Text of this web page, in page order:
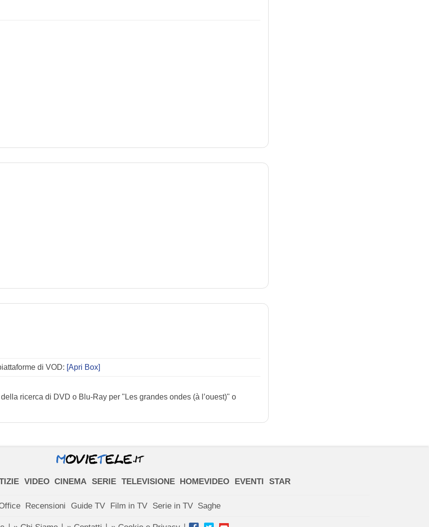
di VOD: [Apri Box]
ricerca di DVD o Blu-Ray per "Les grandes ondes (à l’ouest)" o
VIDEO CINEMA SERIE TELEVISIONE HOMEVIDEO EVENTI STAR
Recensioni Guide TV Film in TV Serie in TV Saghe